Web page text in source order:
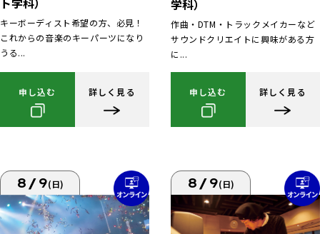
キーボーディスト希望の方、必見！
これからの音楽のキーパーツになり
うる...
申し込む 詳しく見る
学科）
作曲・DTM・トラックメイカーなど
サウンドクリエイトに興味がある方
に...
申し込む 詳しく見る
8/9(日) 8/9(日)